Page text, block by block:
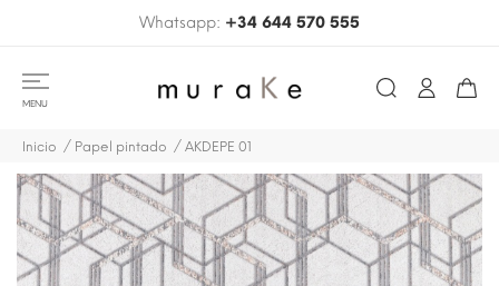
Whatsapp: +34 644 570 555
MENU
Inicio Papel pintado AKDEPE 01